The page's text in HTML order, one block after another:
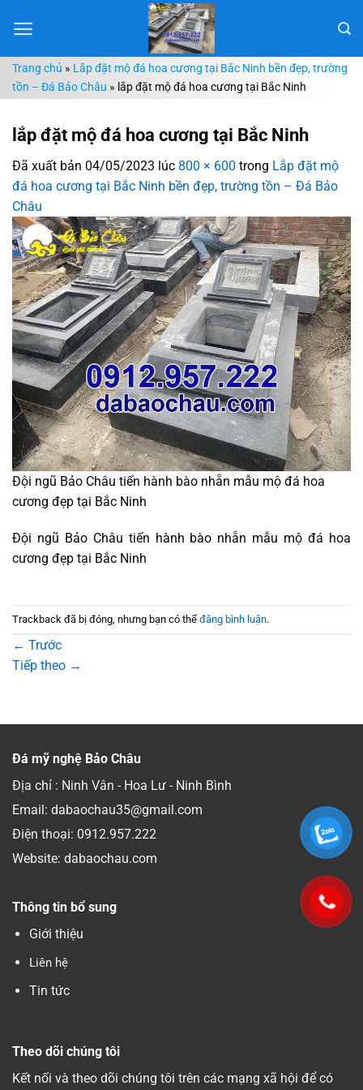
đến
dungTrang chủ » Lắp đặt mộ đá hoa cương tại Bắc Ninh bền đẹp, trường
tồn – Đá Bảo Châu » lắp đặt mộ đá hoa cương tại Bắc Ninh
lắp đặt mộ đá hoa cương tại Bắc Ninh
Đã xuất bản 04/05/2023 lúc 800 × 600 trong Lắp đặt mộ
đá hoa cương tại Bắc Ninh bền đẹp, trường tồn – Đá Bảo
Châu
Đội ngũ Bảo Châu tiến hành bào nhẵn mẫu mộ đá hoa
cương đẹp tại Bắc Ninh
Đội ngũ Bảo Châu tiến hành bào nhẵn mẫu mộ đá hoa
cương đẹp tại Bắc Ninh
Trackback đã bị đóng, nhưng bạn có thể đăng bình luận.
← Trước
Tiếp theo →
Đá mỹ nghệ Bảo Châu
Địa chỉ : Ninh Vân - Hoa Lư - Ninh Bình
Email: dabaochau35@gmail.com
Điện thoại: 0912.957.222
Website: dabaochau.com
Thông tin bổ sung
Giới thiệu
Liên hệ
Tin tức
Theo dõi chúng tôi
Kết nối và theo dõi chúng tôi trên các mạng xã hội để có